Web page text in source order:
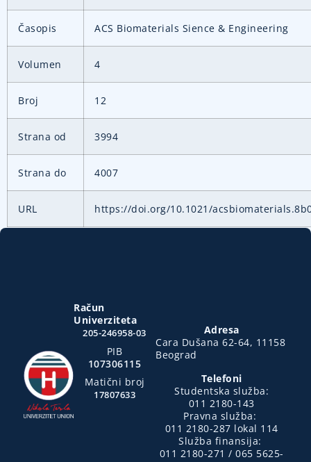
Časopis ACS Biomaterials Sience & Engineering
Volumen 4
Broj 12
Strana od 3994
Strana do 4007
URL https://doi.org/10.1021/
Račun
Univerziteta
205-246958-03
PIB
107306115
Matični broj
17807633
Adresa
Cara Dušana 62-64, 11158
Beograd
Telefoni
Studentska služba:
011 2180-143
Pravna služba:
011 2180-287 lokal 114
Služba finansija:
011 2180-271 / 065 5625-